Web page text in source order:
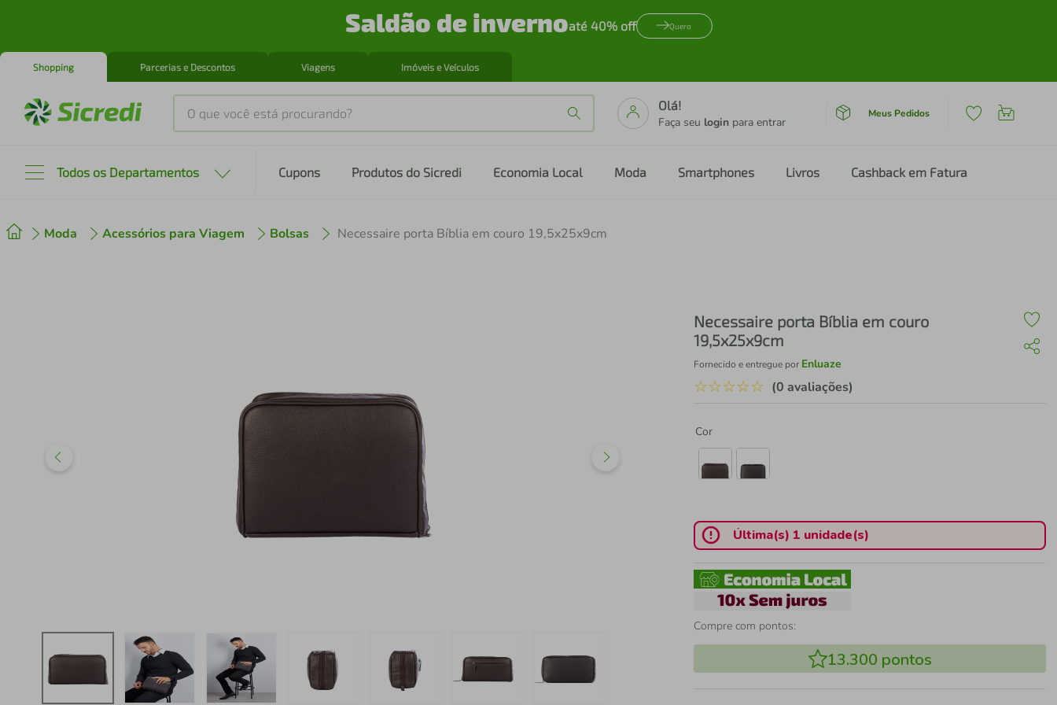
Saldão de invernoaté 40% off Quero
Shopping Parcerias e Descontos Viagens Imóveis e Veículos
O que você está procurando?
Olá!
Faça seu login para entrar
Meus Pedidos
Todos os Departamentos Cupons Produtos do Sicredi Economia Local Moda Smartphones Livros Cashback em Fatura
Moda Acessórios para Viagem Bolsas Necessaire porta Bíblia em couro 19,5x25x9cm
Necessaire porta Bíblia em couro
19,5x25x9cm
Fornecido e entregue por Enluaze
☆☆☆☆☆ (0 avaliações)
Cor
Última(s) 1 unidade(s)
Compre com pontos:
13.300 pontos
2º cafeteira